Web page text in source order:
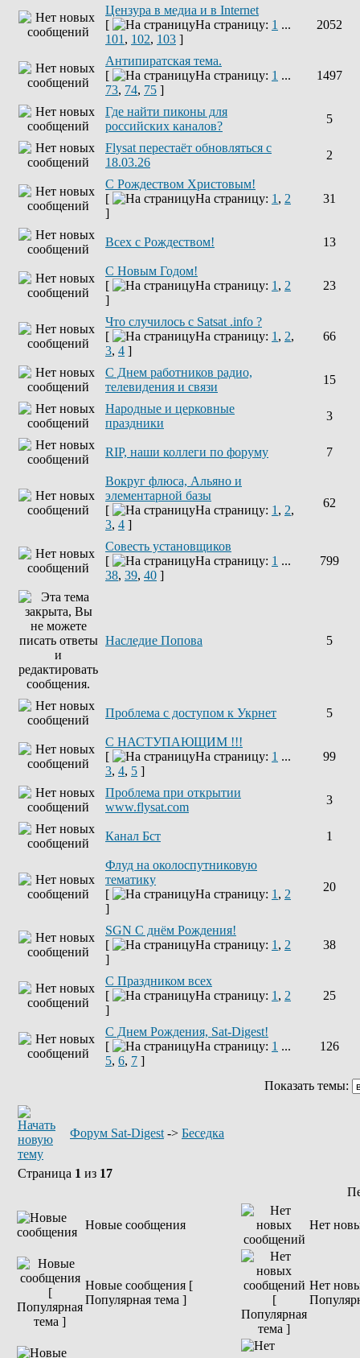
Цензура в медиа и в Internet
[
На страницу: 1 ...
101 , 102, 103 ]
2052
Антипиратская тема.
[
На страницу: 1 ...
73, 74, 75 ]
1497
Где найти пиконы для
российских каналов?
5
Flysat перестаёт обновляться с
18.03.26
2
С Рождеством Христовым!
[
На страницу: 1 , 2
]
31
Всех с Рождеством! 13
С Новым Годом!
[
На страницу: 1 , 2
]
23
Что случилось с Satsat .info ?
[
На страницу: 1 , 2,
3, 4 ]
66
C Днем работников радио,
телевидения и связи
15
Народные и церковные
праздники
3
RIP, наши коллеги по форуму 7
Вокруг флюса, Альяно и
элементарной базы
[
На страницу: 1 , 2,
3, 4 ]
62
Совесть установщиков
[
На страницу: 1 ...
38, 39, 40 ]
799
Наследие Попова 5
Проблема с доступом к Укрнет 5
С НАСТУПАЮЩИМ !!!
[
На страницу: 1 ...
3, 4, 5 ]
99
Проблема при открытии
www.flysat.com
3
Канал Бст 1
Флуд на околоспутниковую
тематику
[
На страницу: 1 , 2
]
20
SGN C днём Рождения!
[
На страницу: 1 , 2
]
38
С Праздником всех
[
На страницу: 1 , 2
]
25
С Днем Рождения, Sat-Digest!
[
На страницу: 1 ...
5, 6, 7 ]
126
Показать темы:
Форум Sat-Digest -> Беседка
Страница 1 из 17
Новые сообщения Нет
Новые сообщения [
Популярная тема ]
Нет